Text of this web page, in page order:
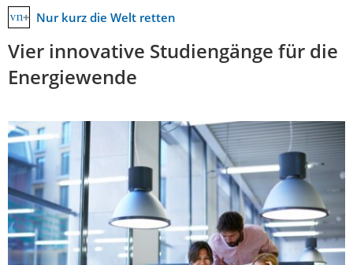
Nur kurz die Welt retten
Vier innovative Studiengänge für die
Energiewende